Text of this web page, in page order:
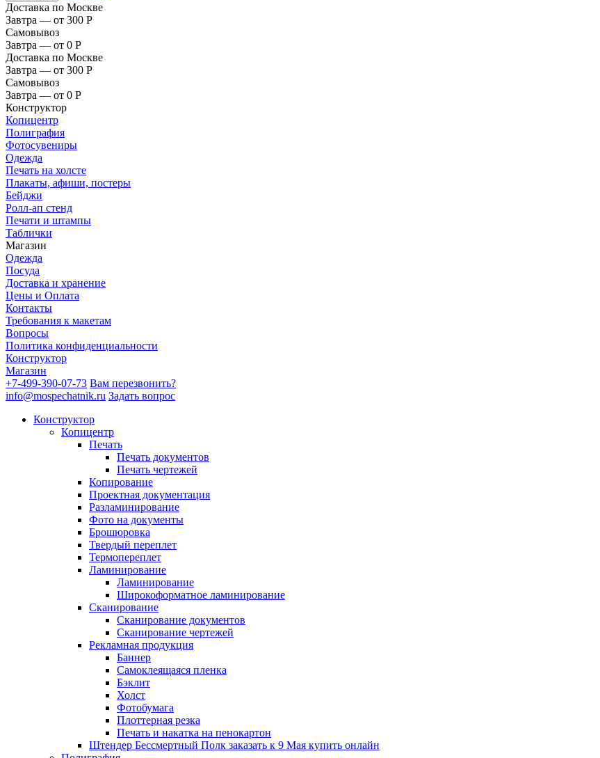
Доставка по Москве
Завтра — от 300 Р
Самовывоз
Завтра — от 0 Р
Доставка по Москве
Завтра — от 300 Р
Самовывоз
Завтра — от 0 Р
Конструктор
Копицентр
Полиграфия
Фотосувениры
Одежда
Печать на холсте
Плакаты, афиши, постеры
Бейджи
Ролл-ап стенд
Печати и штампы
Таблички
Магазин
Одежда
Посуда
Доставка и хранение
Цены и Оплата
Контакты
Требования к макетам
Вопросы
Политика конфиденциальности
Конструктор
Магазин
+7-499-390-07-73 Вам перезвонить?
info@mospechatnik.ru Задать вопрос
Конструктор
Копицентр
Печать
Печать документов
Печать чертежей
Копирование
Проектная документация
Разламинирование
Фото на документы
Брошюровка
Твердый переплет
Термопереплет
Ламинирование
Ламинирование
Широкоформатное ламинирование
Сканирование
Сканирование документов
Сканирование чертежей
Рекламная продукция
Баннер
Самоклеящаяся пленка
Бэклит
Холст
Фотобумага
Плоттерная резка
Печать и накатка на пенокартон
Штендер Бессмертный Полк заказать к 9 Мая купить онлайн